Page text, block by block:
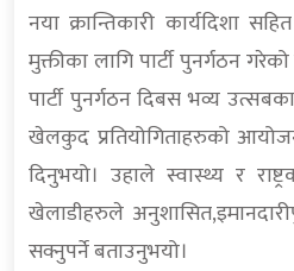
नया क्रान्तिकारी कार्यदिशा
मुक्तीका लागि पार्टी पुनर्गठन
पार्टी पुनर्गठन दिबस भव्य
खेलकुद प्रतियोगिताहरुको
दिनुभयो। उहाले स्वास्थ्य र
खेलाडीहरुले
सक्नुपर्ने बताउनुभयो।